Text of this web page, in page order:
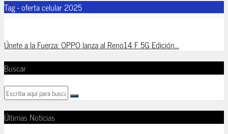
Tag - oferta celular 2025
Únete a la Fuerza: OPPO lanza al Reno14 F 5G Edición...
Buscar
Últimas Noticias